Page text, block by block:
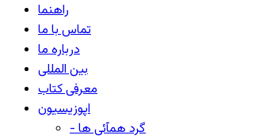
راهنما
تماس با ما
درباره ما
بین المللی
معرفی کتاب
اپوزیسیون
- گرد همآئی ها